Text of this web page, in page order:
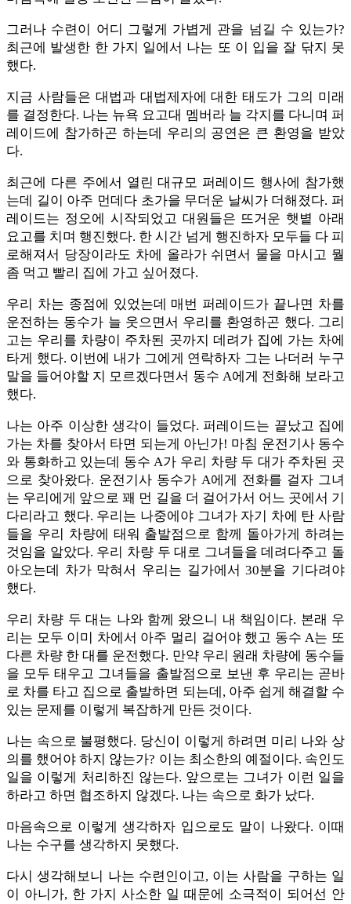
그러나 수련이 어디 그렇게 가볍게 관을 넘길 수 있는가?
최근에 발생한 한 가지 일에서 나는 또 이 입을 잘 닦지 못
했다.
지금 사람들은 대법과 대법제자에 대한 태도가 그의 미래
를 결정한다. 나는 뉴욕 요고대 멤버라 늘 각지를 다니며 퍼
레이드에 참가하곤 하는데 우리의 공연은 큰 환영을 받았
다.
최근에 다른 주에서 열린 대규모 퍼레이드 행사에 참가했
는데 길이 아주 먼데다 초가을 무더운 날씨가 더해졌다. 퍼
레이드는 정오에 시작되었고 대원들은 뜨거운 햇볕 아래
요고를 치며 행진했다. 한 시간 넘게 행진하자 모두들 다 피
로해져서 당장이라도 차에 올라가 쉬면서 물을 마시고 뭘
좀 먹고 빨리 집에 가고 싶어졌다.
우리 차는 종점에 있었는데 매번 퍼레이드가 끝나면 차를
운전하는 동수가 늘 웃으면서 우리를 환영하곤 했다. 그리
고는 우리를 차량이 주차된 곳까지 데려가 집에 가는 차에
타게 했다. 이번에 내가 그에게 연락하자 그는 나더러 누구
말을 들어야할 지 모르겠다면서 동수 A에게 전화해 보라고
했다.
나는 아주 이상한 생각이 들었다. 퍼레이드는 끝났고 집에
가는 차를 찾아서 타면 되는게 아닌가! 마침 운전기사 동수
와 통화하고 있는데 동수 A가 우리 차량 두 대가 주차된 곳
으로 찾아왔다. 운전기사 동수가 A에게 전화를 걸자 그녀
는 우리에게 앞으로 꽤 먼 길을 더 걸어가서 어느 곳에서 기
다리라고 했다. 우리는 나중에야 그녀가 자기 차에 탄 사람
들을 우리 차량에 태워 출발점으로 함께 돌아가게 하려는
것임을 알았다. 우리 차량 두 대로 그녀들을 데려다주고 돌
아오는데 차가 막혀서 우리는 길가에서 30분을 기다려야
했다.
우리 차량 두 대는 나와 함께 왔으니 내 책임이다. 본래 우
리는 모두 이미 차에서 아주 멀리 걸어야 했고 동수 A는 또
다른 차량 한 대를 운전했다. 만약 우리 원래 차량에 동수들
을 모두 태우고 그녀들을 출발점으로 보낸 후 우리는 곧바
로 차를 타고 집으로 출발하면 되는데, 아주 쉽게 해결할 수
있는 문제를 이렇게 복잡하게 만든 것이다.
나는 속으로 불평했다. 당신이 이렇게 하려면 미리 나와 상
의를 했어야 하지 않는가? 이는 최소한의 예절이다. 속인도
일을 이렇게 처리하진 않는다. 앞으로는 그녀가 이런 일을
하라고 하면 협조하지 않겠다. 나는 속으로 화가 났다.
마음속으로 이렇게 생각하자 입으로도 말이 나왔다. 이때
나는 수구를 생각하지 못했다.
다시 생각해보니 나는 수련인이고, 이는 사람을 구하는 일
이 아니가, 한 가지 사소한 일 때문에 소극적이 되어선 안